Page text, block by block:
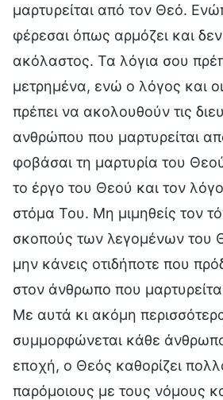
μαρτυρείται από τον Θεό.
φέρεσαι όπως αρμόζει και δεν
ακόλαστος. Τα λόγια σου
μετρημένα, ενώ ο λόγος και
πρέπει να ακολουθούν τις
ανθρώπου που μαρτυρείται
φοβάσαι τη μαρτυρία του
το έργο του Θεού και τον
στόμα Του. Μη μιμηθείς τον
σκοπούς των λεγομένων του
μην κάνεις οτιδήποτε που
στον άνθρωπο που
Με αυτά κι ακόμη
συμμορφώνεται κάθε
εποχή, ο Θεός καθορίζει
παρόμοιους με τους νόμους